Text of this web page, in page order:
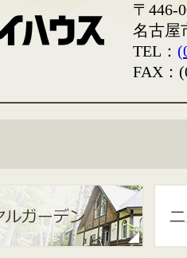
〒446-
名古屋
TEL：
FAX：